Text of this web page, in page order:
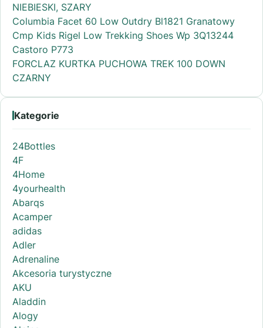
NIEBIESKI, SZARY
Columbia Facet 60 Low Outdry Bl1821 Granatowy
Cmp Kids Rigel Low Trekking Shoes Wp 3Q13244
Castoro P773
FORCLAZ KURTKA PUCHOWA TREK 100 DOWN
CZARNY
Kategorie
24Bottles
4F
4Home
4yourhealth
Abarqs
Acamper
adidas
Adler
Adrenaline
Akcesoria turystyczne
AKU
Aladdin
Alogy